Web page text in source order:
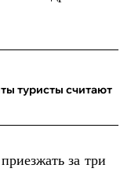
туристы считают
за три